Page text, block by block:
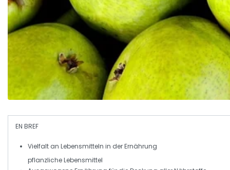
EN BREF
Vielfalt an Lebensmitteln in der Ernährung
pflanzliche Lebensmittel